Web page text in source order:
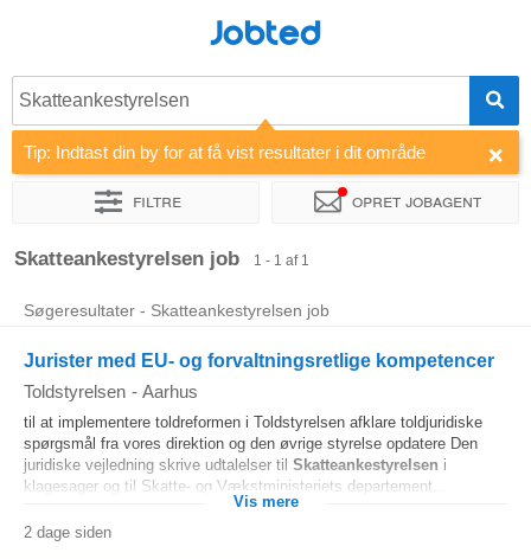
Jobted
Skatteankestyrelsen
Tip: Indtast din by for at få vist resultater i dit område
Filtre Opret jobagent
Sorter efter Virksomhed
Skatteankestyrelsen job 1 - 1 af 1
Søgeresultater - Skatteankestyrelsen job
Jurister med EU- og forvaltningsretlige kompetencer
Toldstyrelsen - Aarhus
til at implementere toldreformen i Toldstyrelsen afklare toldjuridiske
spørgsmål fra vores direktion og den øvrige styrelse opdatere Den
juridiske vejledning skrive udtalelser til Skatteankestyrelsen i
klagesager og til Skatte- og Vækstministeriets departement...
Vis mere
2 dage siden